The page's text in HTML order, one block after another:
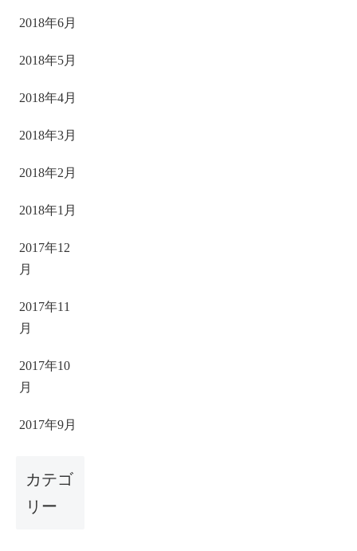
2018年6月
2018年5月
2018年4月
2018年3月
2018年2月
2018年1月
2017年12
月
2017年11
月
2017年10
月
2017年9月
カテゴ
リー